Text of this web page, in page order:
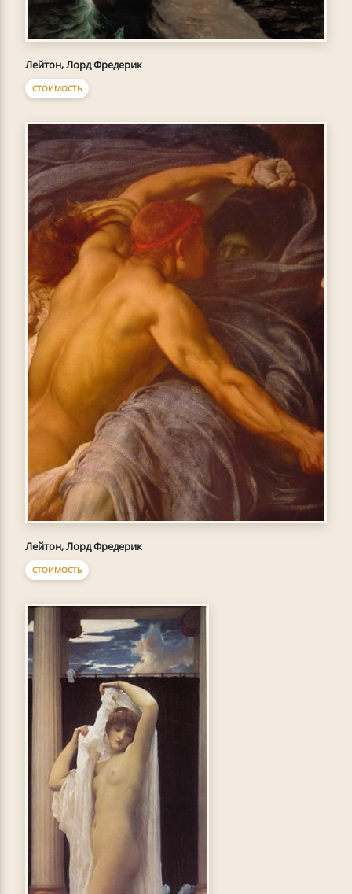
Лейтон, Лорд Фредерик
СТОИМОСТЬ
Лейтон, Лорд Фредерик
СТОИМОСТЬ